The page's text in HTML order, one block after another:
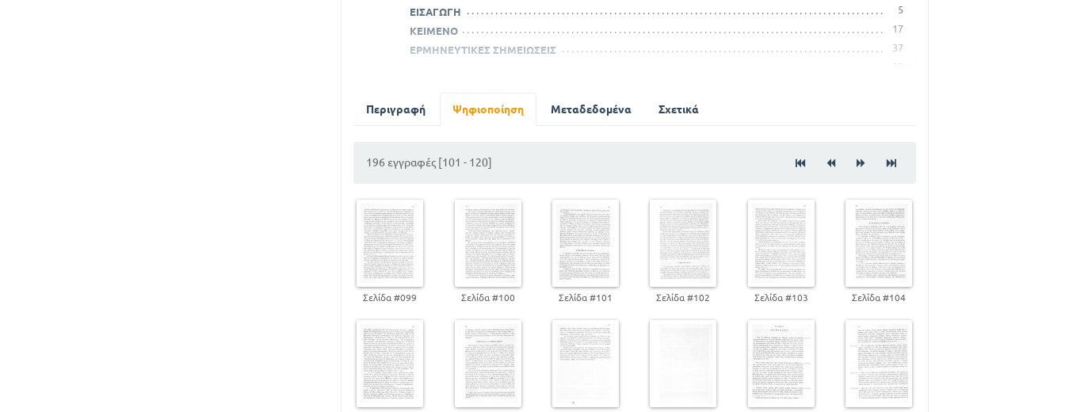
ΕΙΣΑΓΩΓΗ
5
ΚΕΙΜΕΝΟ
17
ΕΡΜΗΝΕΥΤΙΚΕΣ ΣΗΜΕΙΩΣΕΙΣ
37
93
ΕΙΣΑΓΩΓΗ
Περιγραφή Ψηφιοποίηση Μεταδεδομένα Σχετικά
196 εγγραφές [101 - 120]
Σελίδα #099 Σελίδα #100 Σελίδα #101 Σελίδα #102 Σελίδα #103 Σελίδα #104